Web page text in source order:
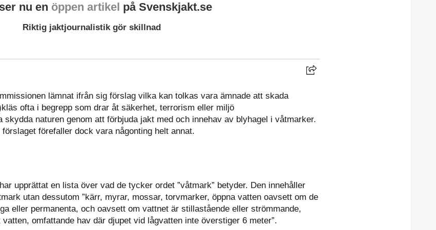
nu en öppen artikel på Svenskjakt.se
Riktig jaktjournalistik gör skillnad
lämnat ifrån sig förslag vilka kan tolkas vara ämnade att skada
ofta i begrepp som drar åt säkerhet, terrorism eller miljö
skydda naturen genom att förbjuda jakt med och innehav av blyhagel i våtmarker.
förefaller dock vara någonting helt annat.
upprättat en lista över vad de tycker ordet ”våtmark” betyder. Den innehåller
utan dessutom ”kärr, myrar, mossar, torvmarker, öppna vatten oavsett om de
eller permanenta, och oavsett om vattnet är stillastående eller strömmande,
omfattande hav där djupet vid lågvatten inte överstiger 6 meter”.